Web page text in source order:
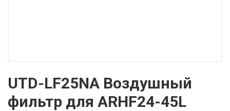
UTD-LF25NA Воздушный
фильтр для ARHF24-45L